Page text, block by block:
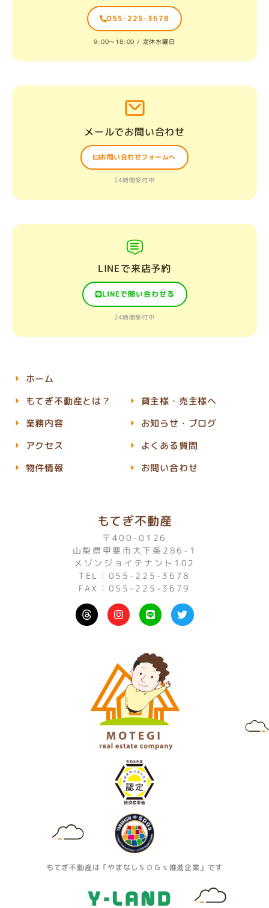
055-225-3678
9:00〜18:00 / 定休水曜日
メールでお問い合わせ
お問い合わせフォームへ
24時間受付中
LINEで来店予約
LINEで問い合わせる
24時間受付中
もてぎ不動産
〒400-0126
山梨県甲斐市大下条286-1
メゾンジョイテナント102
TEL：055-225-3678
FAX：055-225-3679
I
n
s
r
a
m
L
i
n
T
w
i
もてぎ不動産は「やまなしＳＤＧｓ推進企業」です
ホーム
もてぎ不動産とは？
業務内容
アクセス
物件情報
貸主様・売主様へ
お知らせ・ブログ
よくある質問
お問い合わせ